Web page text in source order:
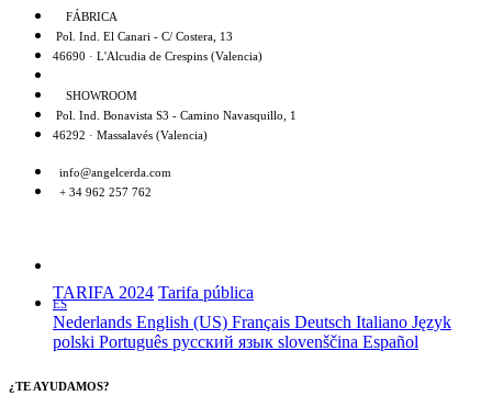
FÁBRICA
Pol. Ind. El Canari - C/ Costera, 13
46690 · L'Alcudia de Crespins (Valencia)
SHOWROOM
Pol. Ind. Bonavista S3 - Camino Navasquillo, 1
46292 · Massalavés (Valencia)
info@angelcerda.com
+ 34 962 257 762
TARIFA 2024 Tarifa pública
ES
Nederlands English (US) Français Deutsch Italiano Język
polski Português русский язык slovenščina Español
¿TE AYUDAMOS?